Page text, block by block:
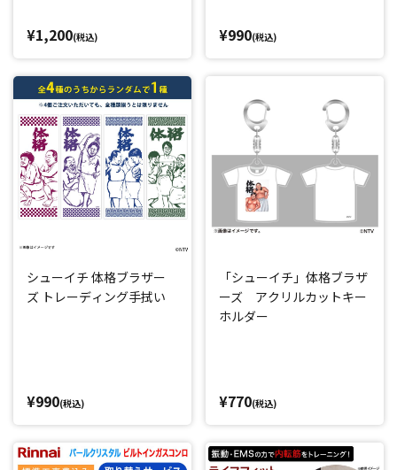
¥1,200(税込) ¥990(税込)
シューイチ 体格ブラザー
ズ トレーディング手拭い
¥990(税込)
「シューイチ」体格ブラザ
ーズ アクリルカットキー
ホルダー
¥770(税込)